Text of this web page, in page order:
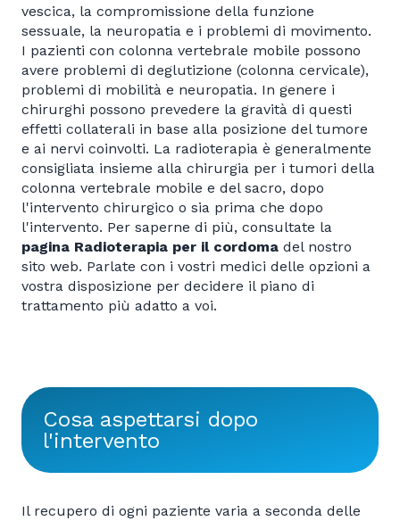
vescica, la compromissione della funzione
sessuale, la neuropatia e i problemi di movimento.
I pazienti con colonna vertebrale mobile possono
avere problemi di deglutizione (colonna cervicale),
problemi di mobilità e neuropatia. In genere i
chirurghi possono prevedere la gravità di questi
effetti collaterali in base alla posizione del tumore
e ai nervi coinvolti. La radioterapia è generalmente
consigliata insieme alla chirurgia per i tumori della
colonna vertebrale mobile e del sacro, dopo
l'intervento chirurgico o sia prima che dopo
l'intervento. Per saperne di più, consultate la
pagina Radioterapia per il cordoma del nostro
sito web. Parlate con i vostri medici delle opzioni a
vostra disposizione per decidere il piano di
trattamento più adatto a voi.
Cosa aspettarsi dopo
l'intervento
Il recupero di ogni paziente varia a seconda delle